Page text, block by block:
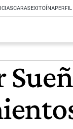
CARASEXITOÍNA